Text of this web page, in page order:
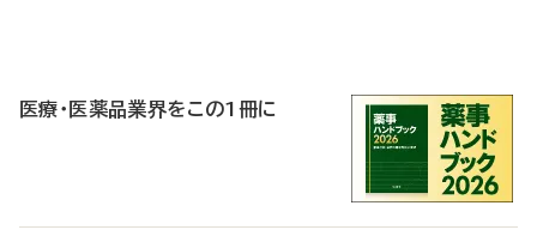
医療・医薬品業界をこの1冊に